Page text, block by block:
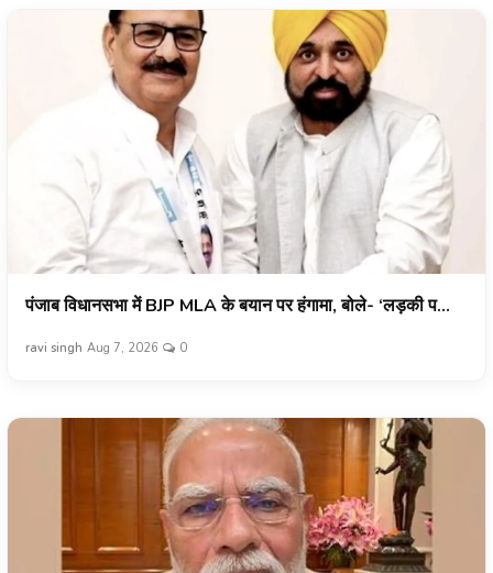
पंजाब विधानसभा में BJP MLA के बयान पर हंगामा, बोले- ‘लड़की प...
ravi singh Aug 7, 2026 0